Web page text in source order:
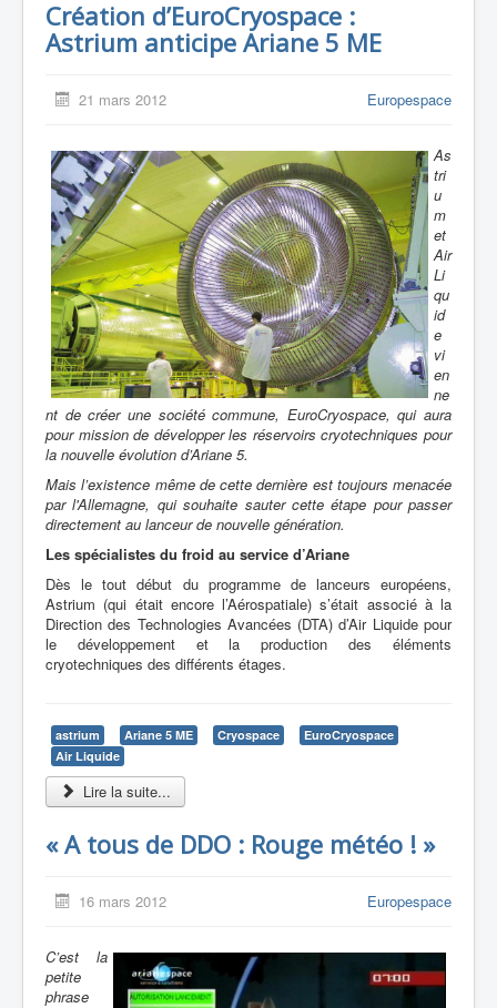
Création d’EuroCryospace :
Astrium anticipe Ariane 5 ME
21 mars 2012 Europespace
As
tri
u
m
et
Air
Li
qu
id
e
vi
en
ne
nt de créer une société commune, EuroCryospace, qui aura
pour mission de développer les réservoirs cryotechniques pour
la nouvelle évolution d’Ariane 5.
Mais l’existence même de cette dernière est toujours menacée
par l'Allemagne, qui souhaite sauter cette étape pour passer
directement au lanceur de nouvelle génération.
Les spécialistes du froid au service d’Ariane
Dès le tout début du programme de lanceurs européens,
Astrium (qui était encore l’Aérospatiale) s’était associé à la
Direction des Technologies Avancées (DTA) d’Air Liquide pour
le développement et la production des éléments
cryotechniques des différents étages.
astrium Ariane 5 ME Cryospace
EuroCryospace
Air Liquide
Lire la suite...
« A tous de DDO : Rouge météo ! »
16 mars 2012 Europespace
C’est la
petite
phrase